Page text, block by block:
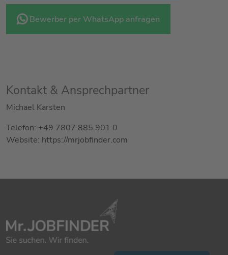
Bewerber per WhatsApp anfragen
Kontakt & Ansprechpartner
Michael Karsten
Telefon: +49 7807 885 901 0
Website: https://mrjobfinder.com